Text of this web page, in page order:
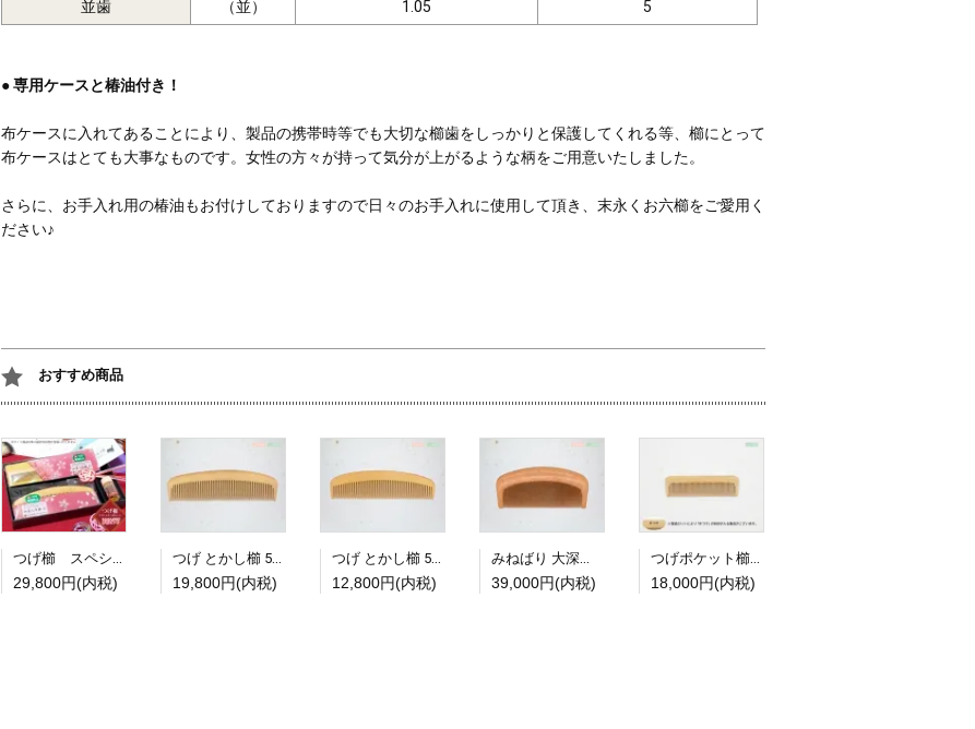
並歯 （並） 1.05 5
● 専用ケースと椿油付き！
布ケースに入れてあることにより、製品の携帯時等でも大切な櫛歯をしっかりと保護してくれる等、櫛にとって
布ケースはとても大事なものです。女性の方々が持って気分が上がるような柄をご用意いたしました。
さらに、お手入れ用の椿油もお付けしておりますので日々のお手入れに使用して頂き、末永くお六櫛をご愛用く
ださい♪
おすすめ商品
29,800円(内税) 19,800円(内税) 12,800円(内税) 39,000円(内税) 18,000円(内税)